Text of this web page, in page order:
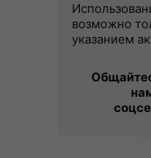
возможно
указанием